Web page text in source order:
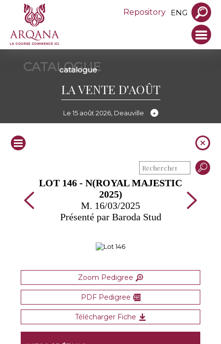
Repository ENG
CATALOGUE
catalogue
LA VENTE D'AOÛT
Le 15 août 2026, Deauville
LOT 146 - N(ROYAL MAJESTIC
2025)
M. 16/03/2025
Présenté par Baroda Stud
Zoom Pedigree
PDF Pedigree
Télécharger Fiche